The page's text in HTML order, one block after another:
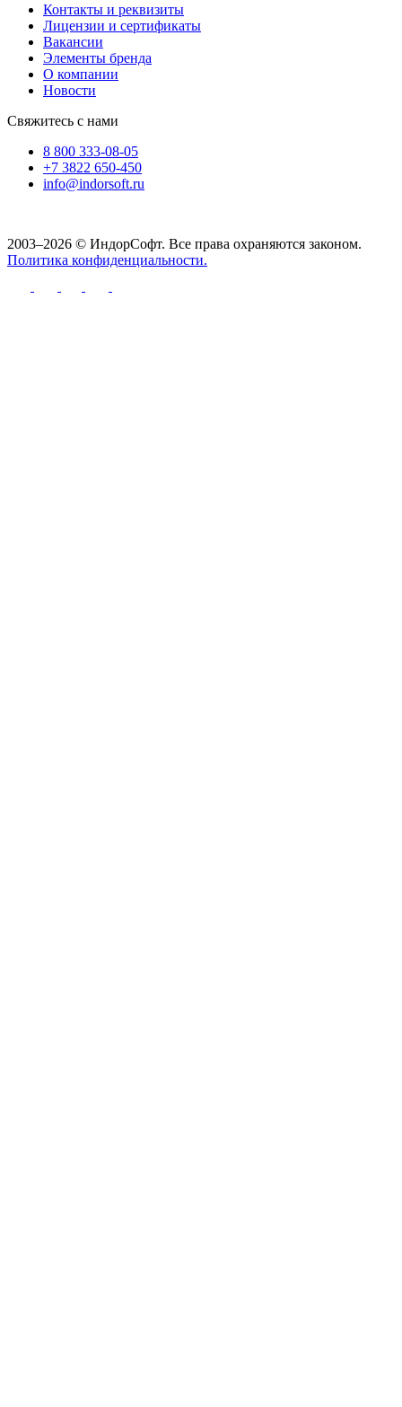
Контакты и реквизиты
Лицензии и сертификаты
Вакансии
Элементы бренда
О компании
Новости
Свяжитесь с нами
8 800 333-08-05
+7 3822 650-450
info@indorsoft.ru
2003–2026 © ИндорСофт. Все права охраняются законом.
Политика конфиденциальности.